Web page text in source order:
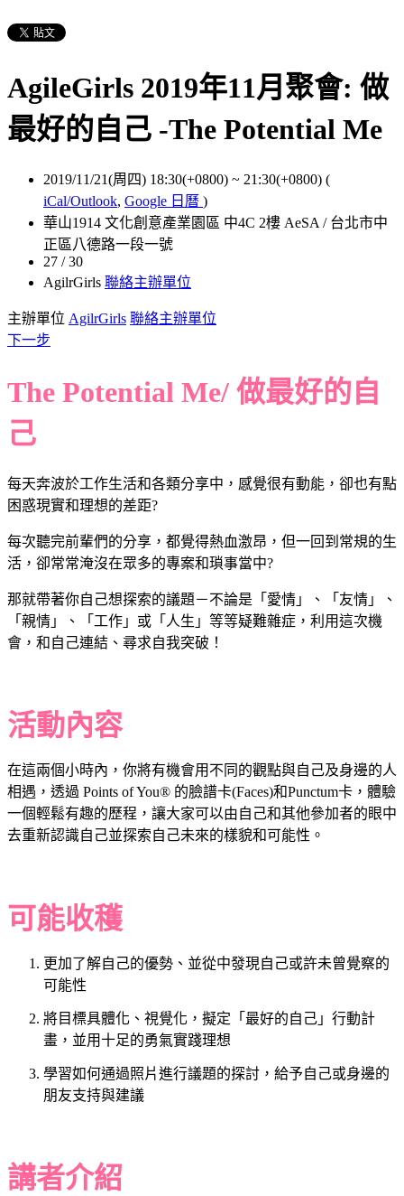
AgileGirls 2019年11月聚會: 做
最好的自己 -The Potential Me
2019/11/21(周四) 18:30(+0800) ~ 21:30(+0800) (
iCal/Outlook, Google 日曆 )
華山1914 文化創意產業園區 中4C 2樓 AeSA / 台北市中
正區八德路一段一號
27 / 30
AgilrGirls 聯絡主辦單位
主辦單位 AgilrGirls 聯絡主辦單位
下一步
The Potential Me/ 做最好的自
己
每天奔波於工作生活和各類分享中，感覺很有動能，卻也有點
困惑現實和理想的差距?
每次聽完前輩們的分享，都覺得熱血激昂，但一回到常規的生
活，卻常常淹沒在眾多的專案和瑣事當中?
那就帶著你自己想探索的議題－不論是「愛情」、「友情」、
「親情」、「工作」或「人生」等等疑難雜症，利用這次機
會，和自己連結、尋求自我突破！
活動內容
在這兩個小時內，你將有機會用不同的觀點與自己及身邊的人
相遇，透過 Points of You® 的臉譜卡(Faces)和Punctum卡，體驗
一個輕鬆有趣的歷程，讓大家可以由自己和其他參加者的眼中
去重新認識自己並探索自己未來的樣貌和可能性。
可能收穫
更加了解自己的優勢、並從中發現自己或許未曾覺察的
可能性
將目標具體化、視覺化，擬定「最好的自己」行動計
畫，並用十足的勇氣實踐理想
學習如何通過照片進行議題的探討，給予自己或身邊的
朋友支持與建議
講者介紹